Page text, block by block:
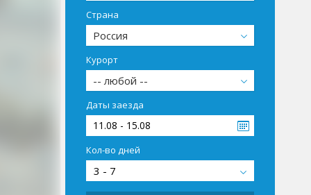
Страна
Россия
Курорт
-- любой --
Даты заезда
11.08 - 15.08
Кол-во дней
3 - 7